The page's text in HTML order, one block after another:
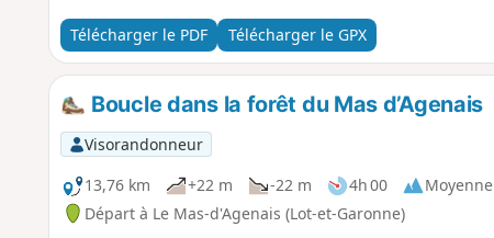
Télécharger le PDF Télécharger le GPX
Boucle dans la forêt du Mas d’Agenais
Visorandonneur
13,76 km
+22 m -22 m 4h 00
Moyenne
Départ à Le Mas-d'Agenais (Lot-et-Garonne)